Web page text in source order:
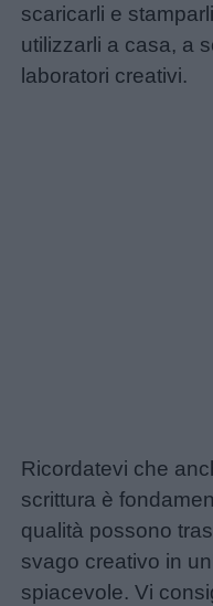
scaricarli e
utilizzarli a casa, a
laboratori creativi.
Ricordatevi che
scrittura è
qualità possono
svago creativo in
spiacevole. Vi